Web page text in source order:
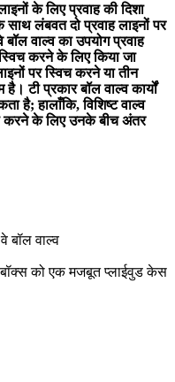
के लिए प्रवाह की दिशा
लंबवत दो प्रवाह लाइनों पर
वाल्व का उपयोग प्रवाह
करने के लिए किया जा
पर स्विच करने या तीन
टी प्रकार बॉल वाल्व कार्यों
है; हालाँकि, विशिष्ट वाल्व
के लिए उनके बीच अंतर
बॉल वाल्व
बॉक्स को एक मजबूत प्लाईवुड केस